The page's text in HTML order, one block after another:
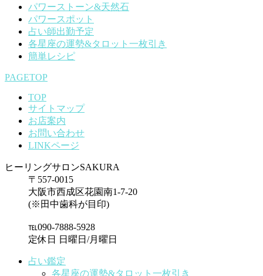
パワーストーン&天然石
パワースポット
占い師出勤予定
各星座の運勢&タロット一枚引き
簡単レシピ
PAGETOP
TOP
サイトマップ
お店案内
お問い合わせ
LINKページ
ヒーリングサロンSAKURA
〒557-0015
大阪市西成区花園南1-7-20
(※田中歯科が目印)
℡090-7888-5928
定休日 日曜日/月曜日
占い鑑定
各星座の運勢&タロット一枚引き